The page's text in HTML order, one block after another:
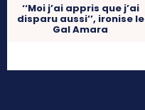
‘‘Moi j’ai appris que j’ai
disparu aussi’’, ironise le
Gal Amara